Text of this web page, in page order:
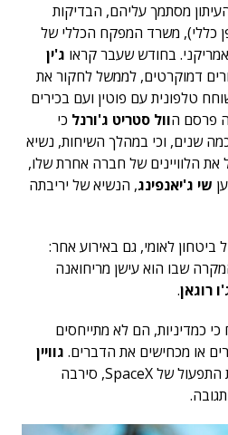
מסתמך עליהם, הבדיקות
כללי), משרד המפקח הכללי של
בחודש שעבר קראו ג'ין
דמוקרטים, לממשל לחקור את
טלפונית עם פוטין ועם בכירים
פרסם הוול סטריט ג'ורנל כי
שנים, וכי במהלך השיחות, נשיא
הלוויינים של חברה אחרת שלו,
שי ג'יאנפינג, הנשיא של יריבתה
לאומי, גם באירוע אחר:
המקרה שבו הוא עישן מריחואנה
רוגאן.
כי כמדיניות, הם לא מתייחסים
או מכחישים את הדברים. גוויין
, הנשיאה וסמנכ"לית התפעול של SpaceX, סירבה